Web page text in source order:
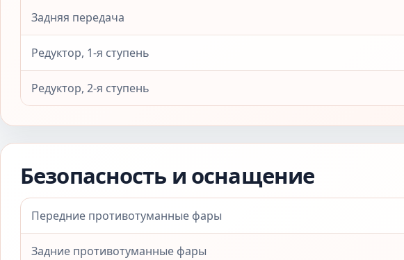
Задняя передача
Редуктор, 1-я ступень
Редуктор, 2-я ступень
Безопасность и оснащение
Передние противотуманные фары
Задние противотуманные фары